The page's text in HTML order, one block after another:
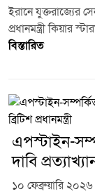
ইরানে যুক্তরাজ্যের
প্রধানমন্ত্রী কিয়ার
বিস্তারিত
এপস্টাইন-
দাবি
১০ ফেব্রুয়ারি